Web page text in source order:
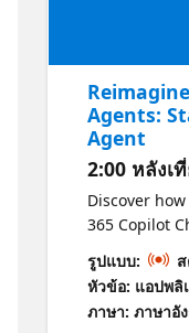
Agents:
Agent
2:00 หลังเ
Discover
365 Copilot
transform
experience
creating,
streamline
รูปแบบ:
หัวข้อ: แอปพลิ
ภาษา: ภาษาอั